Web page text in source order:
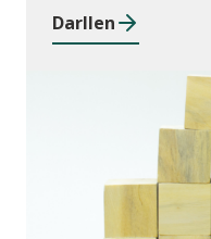
Darllen